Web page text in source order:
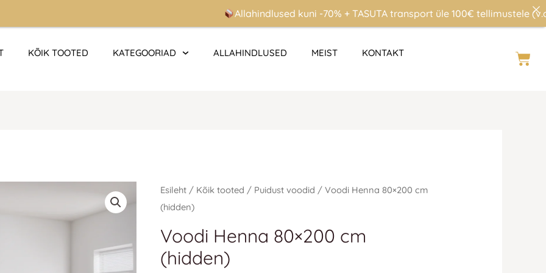
KÕIK TOOTED KATEGOORIAD ALLAHINDLUSED MEIST KONTAKT Cart
Esileht / Kõik tooted / Puidust voodid / Voodi Henna 80×200 cm
(hidden)
Voodi Henna 80×200 cm
(hidden)
Voodi
Henna
cm
(hidden)
Allahindlused kuni -70% + TASUTA transport üle 100€ tellimustele (v.a.